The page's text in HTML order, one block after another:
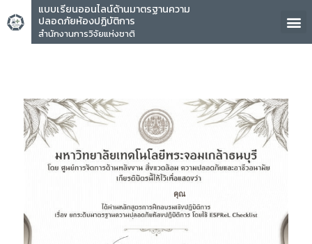
แบบเรียนออนไลน์ด้านมาตรฐานความ
ปลอดภัยห้องปฏิบัติการ
สำนักงานการวิจัยแห่งชาติ
คุณ